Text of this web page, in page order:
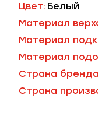
Цвет: Белый
Материал
Материал
Материал
Страна
Страна